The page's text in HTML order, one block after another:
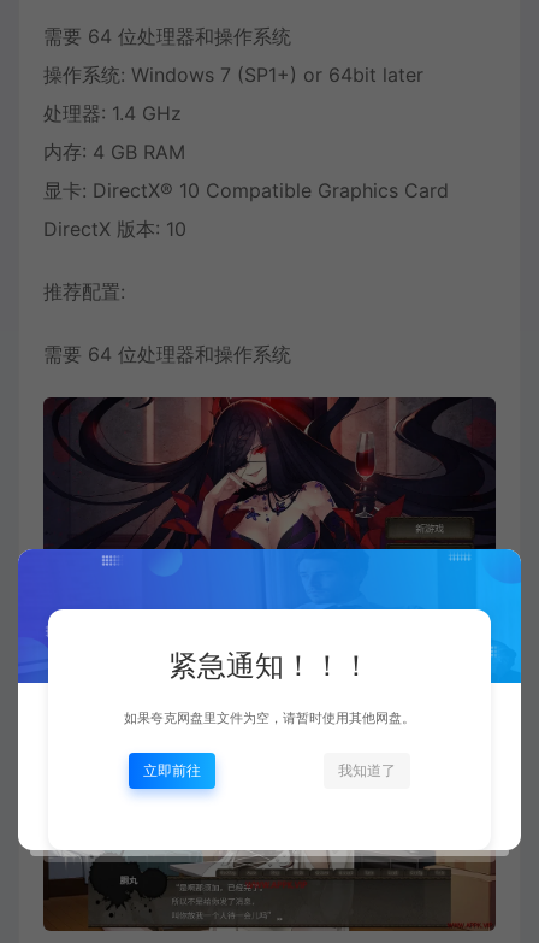
需要 64 位处理器和操作系统
操作系统: Windows 7 (SP1+) or 64bit later
处理器: 1.4 GHz
内存: 4 GB RAM
显卡: DirectX® 10 Compatible Graphics Card
DirectX 版本: 10
推荐配置:
需要 64 位处理器和操作系统
紧急通知！！！
如果夸克网盘里文件为空，请暂时使用其他网盘。
立即前往 我知道了